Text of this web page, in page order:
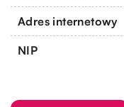
Adres internetowy
NIP